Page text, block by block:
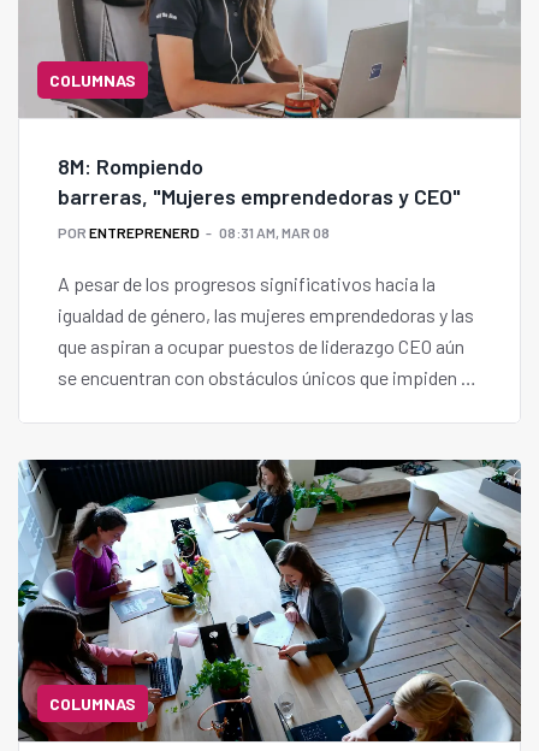
COLUMNAS
8M: Rompiendo
barreras, "Mujeres emprendedoras y CEO"
POR ENTREPRENERD 08:31 AM, MAR 08
A pesar de los progresos significativos hacia la
igualdad de género, las mujeres emprendedoras y las
que aspiran a ocupar puestos de liderazgo CEO aún
se encuentran con obstáculos únicos que impiden su
COLUMNAS